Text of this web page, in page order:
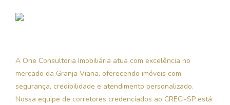
A One Consultoria Imobiliária atua com excelência no
mercado da Granja Viana, oferecendo imóveis com
segurança, credibilidade e atendimento personalizado.
Nossa equipe de corretores credenciados ao CRECI-SP está